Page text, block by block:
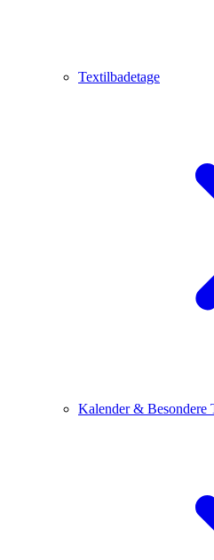
Textilbadetage
Kalender & Besondere